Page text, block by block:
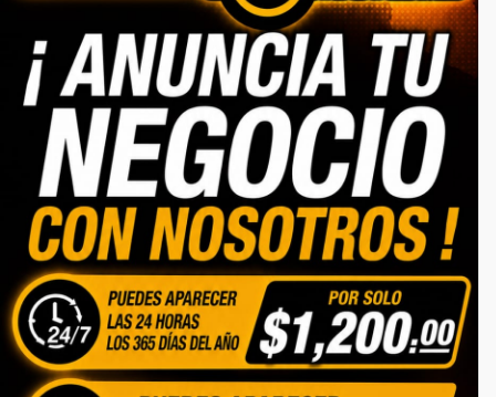
NOSOTROS
Somos una empresa totalmente responsable
6621940563
serviciosseminuevos@gmail.com
CATEGORIAS
Inicio
Autos
Lotes